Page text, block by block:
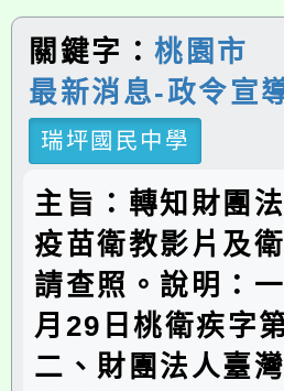
關鍵字：桃園市
最新消息-政令宣
瑞坪國民中學
主旨：轉知財團
疫苗衛教影片及
請查照。說明：
月29日桃衛疾字
二、財團法人臺